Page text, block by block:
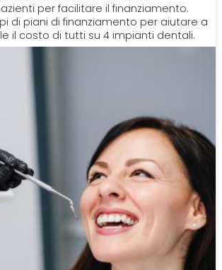
per facilitare il finanziamento.
di piani di finanziamento per aiutare a
il costo di tutti su 4 impianti dentali.